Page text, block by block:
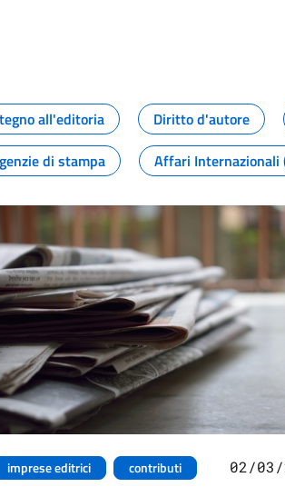
all'editoria Diritto d'autore
di stampa Affari Internazionali
imprese editrici contributi 02/03/